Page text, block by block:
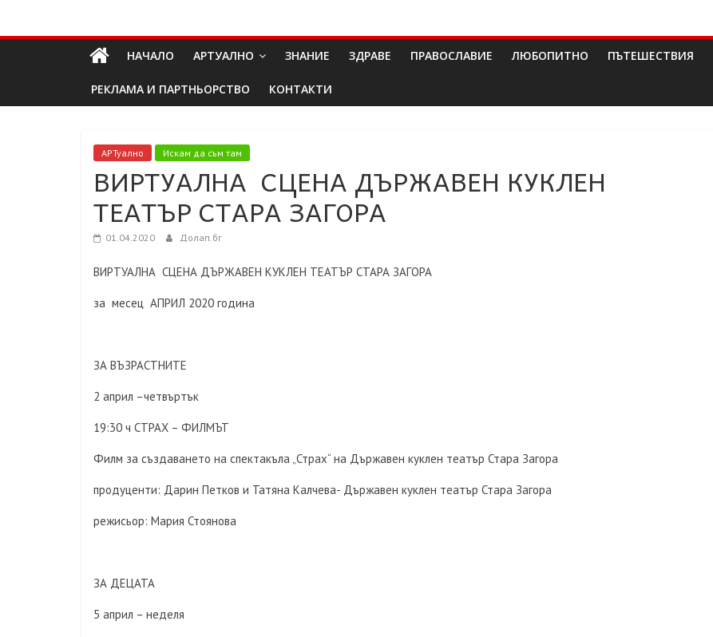
Долап
БГ
пътешествия|
мода|
събития|
кухня|
реклама|
минало|
НАЧАЛО АРТУАЛНО ЗНАНИЕ ЗДРАВЕ ПРАВОСЛАВИЕ ЛЮБОПИТНО ПЪТЕШЕСТВИЯ
РЕКЛАМА И ПАРТНЬОРСТВО КОНТАКТИ
АРТуално Искам да съм там
ВИРТУАЛНА СЦЕНА ДЪРЖАВЕН КУКЛЕН
ТЕАТЪР СТАРА ЗАГОРА
01.04.2020 Долап.бг
ВИРТУАЛНА СЦЕНА ДЪРЖАВЕН КУКЛЕН ТЕАТЪР СТАРА ЗАГОРА
за месец АПРИЛ 2020 година
ЗА ВЪЗРАСТНИТЕ
2 април –четвъртък
19:30 ч СТРАХ – ФИЛМЪТ
Филм за създаването на спектакъла „Страх“ на Държавен куклен театър Стара Загора
продуценти: Дарин Петков и Татяна Калчева- Държавен куклен театър Стара Загора
режисьор: Мария Стоянова
ЗА ДЕЦАТА
5 април – неделя